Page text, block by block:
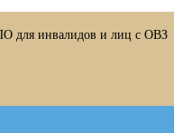
для инвалидов и лиц с ОВЗ